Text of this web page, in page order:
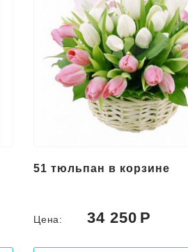
51 тюльпан в корзине
Цена: 34 250